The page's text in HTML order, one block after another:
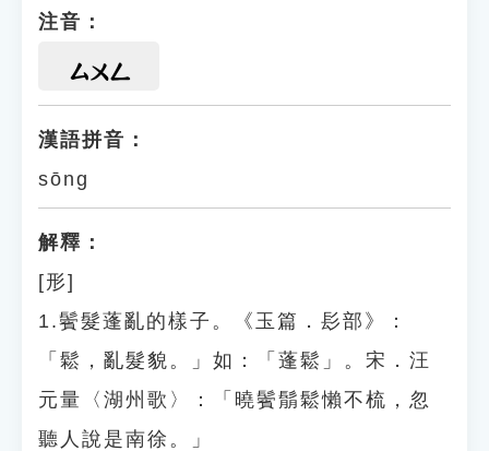
注音：
ㄙㄨㄥ
漢語拼音：
sōng
解釋：
[形]
1.鬢髮蓬亂的樣子。《玉篇．髟部》：
「鬆，亂髮貌。」如：「蓬鬆」。宋．汪
元量〈湖州歌〉：「曉鬢鬅鬆懶不梳，忽
聽人說是南徐。」